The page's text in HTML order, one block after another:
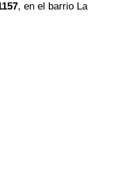
, en el barrio La